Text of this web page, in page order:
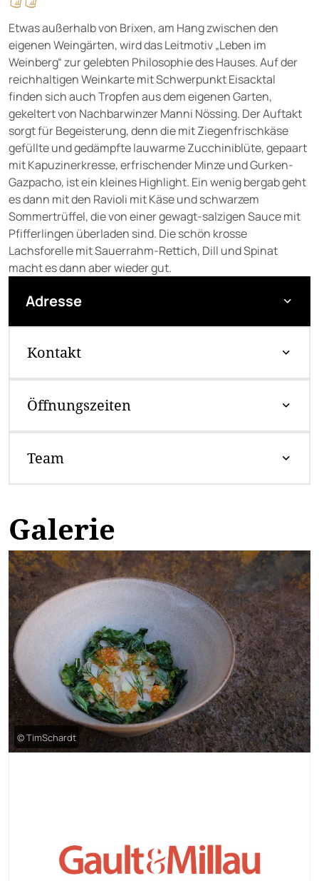
Etwas außerhalb von Brixen, am Hang zwischen den
eigenen Weingärten, wird das Leitmotiv „Leben im
Weinberg“ zur gelebten Philosophie des Hauses. Auf der
reichhaltigen Weinkarte mit Schwerpunkt Eisacktal
finden sich auch Tropfen aus dem eigenen Garten,
gekeltert von Nachbarwinzer Manni Nössing. Der Auftakt
sorgt für Begeisterung, denn die mit Ziegenfrischkäse
gefüllte und gedämpfte lauwarme Zucchiniblüte, gepaart
mit Kapuzinerkresse, erfrischender Minze und Gurken-
Gazpacho, ist ein kleines Highlight. Ein wenig bergab geht
es dann mit den Ravioli mit Käse und schwarzem
Sommertrüffel, die von einer gewagt-salzigen Sauce mit
Pfifferlingen überladen sind. Die schön krosse
Lachsforelle mit Sauerrahm-Rettich, Dill und Spinat
macht es dann aber wieder gut.
Adresse
Kontakt
Öffnungszeiten
Team
Galerie
© TimSchardt